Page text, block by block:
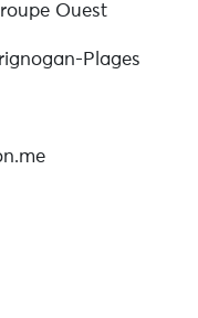
Ouest
Plages